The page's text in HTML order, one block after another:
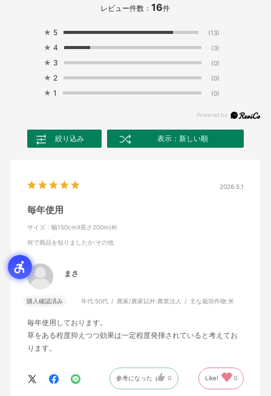
レビュー件数：16件
★ 5 (13)
★ 4 (3)
★ 3 (0)
★ 2 (0)
★ 1 (0)
絞り込み 表示：新しい順
2026.5.1
毎年使用
サイズ：幅150cmX長さ200m(#)
何で商品を知りましたか:その他
まさ
購入確認済み 年代:50代 農家/農家以外:農業法人 主な栽培作物:米
毎年使用しております。
草をある程度抑えつつ効果は一定程度発揮されていると考えてお
ります。
参考になった 0 Like! 0